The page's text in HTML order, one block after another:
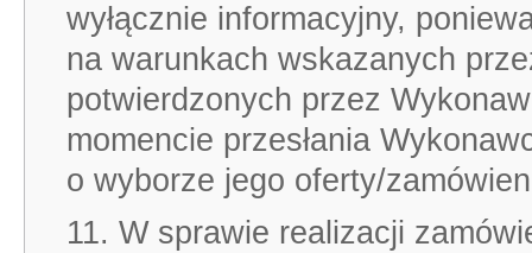
wyłącznie informacyjny,
na warunkach wskazanych
potwierdzonych przez
momencie przesłania
o wyborze jego oferty/
11. W sprawie realizacji